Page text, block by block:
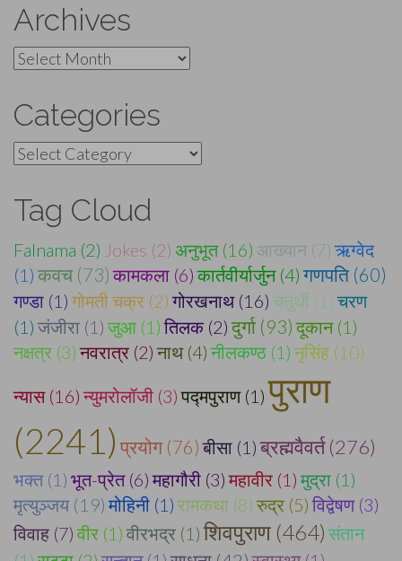
Archives
Archives
Categories
Categories
Tag Cloud
Falnama (2) Jokes (2) अनुभूत (16) आख्यान (7) ऋग्वेद
(1) कवच (73) कामकला (6) कार्तवीर्यार्जुन (4) गणपति (60)
गण्डा (1) गोमती चक्र (2) गोरखनाथ (16) चतुर्थी (1) चरण
(1) जंजीरा (1) जुआ (1) तिलक (2) दुर्गा (93) दूकान (1)
नक्षत्र (3) नवरात्र (2) नाथ (4) नीलकण्ठ (1) नृसिंह (10)
न्यास (16) न्युमरोलॉजी (3) पद्मपुराण (1) पुराण
(2241) प्रयोग (76) बीसा (1) ब्रह्मवैवर्त (276)
भक्त (1) भूत-प्रेत (6) महागौरी (3) महावीर (1) मुद्रा (1)
मृत्युञ्जय (19) मोहिनी (1) रामकथा (8) रुद्र (5) विद्वेषण (3)
विवाह (7) वीर (1) वीरभद्र (1) शिवपुराण (464) संतान